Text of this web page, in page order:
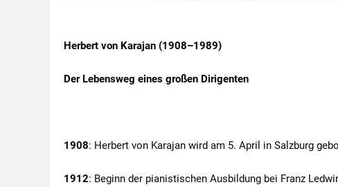
Herbert von Karajan (1908–1989)
Der Lebensweg eines großen Dirigenten
1908: Herbert von Karajan wird am 5. April in Salzburg
1912: Beginn der pianistischen Ausbildung bei Franz